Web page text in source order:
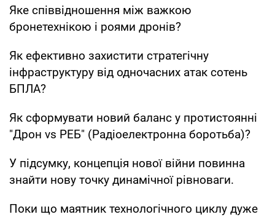
Яке співвідношення між важкою
бронетехнікою і роями дронів?
Як ефективно захистити стратегічну
інфраструктуру від одночасних атак сотень
БПЛА?
Як сформувати новий баланс у протистоянні
"Дрон vs РЕБ" (Радіоелектронна боротьба)?
У підсумку, концепція нової війни повинна
знайти нову точку динамічної рівноваги.
Поки що маятник технологічного циклу дуже